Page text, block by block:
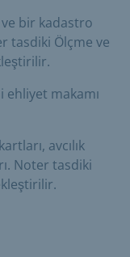
ve bir kadastro
tasdiki Ölçme ve
makamı
avcılık
Noter tasdiki